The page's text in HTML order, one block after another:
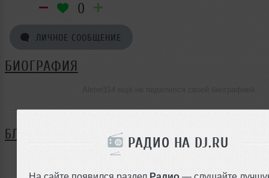
РАДИО НА DJ.RU
На сайте появился раздел Радио — слушайте
0
ЛИЧНОЕ СООБЩЕНИЕ
БИОГРАФИЯ
БЛОГ